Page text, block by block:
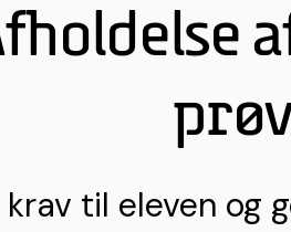
krav til eleven og